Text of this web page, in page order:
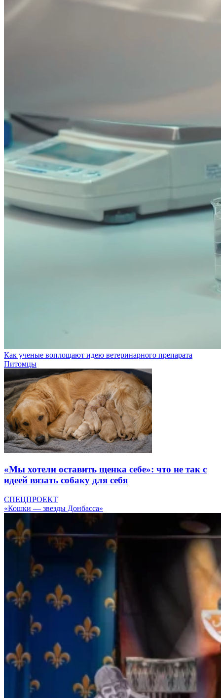
Как ученые воплощают идею ветеринарного препарата
Питомцы
«Мы хотели оставить щенка себе»: что не так с
идеей вязать собаку для себя
СПЕЦПРОЕКТ
«Кошки — звезды Донбасса»